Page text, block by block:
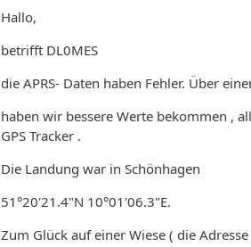
Hallo,
betrifft DL0MES
die APRS- Daten haben Fehler. Über
haben wir bessere Werte bekommen ,
GPS Tracker .
Die Landung war in Schönhagen
51°20'21.4"N 10°01'06.3"E.
Zum Glück auf einer Wiese ( die